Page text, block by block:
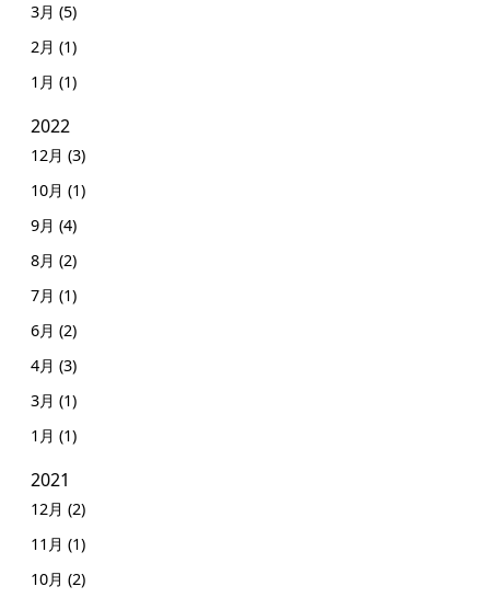
3月 (5)
2月 (1)
1月 (1)
2022
12月 (3)
10月 (1)
9月 (4)
8月 (2)
7月 (1)
6月 (2)
4月 (3)
3月 (1)
1月 (1)
2021
12月 (2)
11月 (1)
10月 (2)